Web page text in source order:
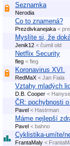
Seznamka
Nerodia
Co to znamená?
Prezdivkanejaka <
Myslíte si, že
Jenik12 < čumil old
Netflix Security
fleg < fleg
Koronavirus XVI.
RedMaX < Jan Fiala
Vztahy mladých
D.B. Cooper <
ČR: pochybnosti
Pavel < Hastrman
Máme nejlepší
Pavel < bahno
Cyklistika-umíte/
FrantaMaly <